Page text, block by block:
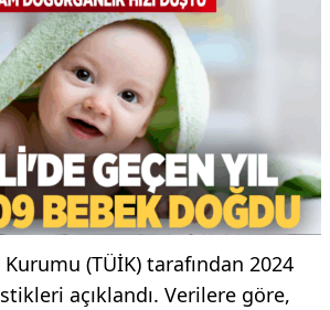
(TÜİK) tarafından 2024
açıklandı. Verilere göre,